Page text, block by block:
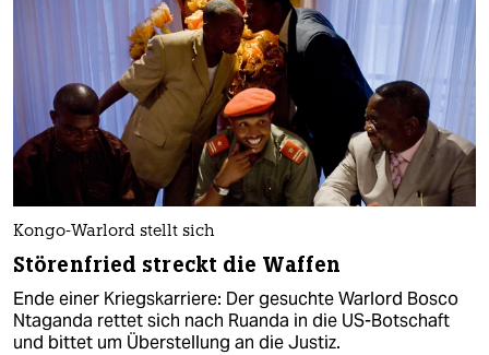
Kongo-Warlord stellt sich
Störenfried streckt die Waffen
Ende einer Kriegskarriere: Der gesuchte Warlord Bosco
Ntaganda rettet sich nach Ruanda in die US-Botschaft
und bittet um Überstellung an die Justiz.